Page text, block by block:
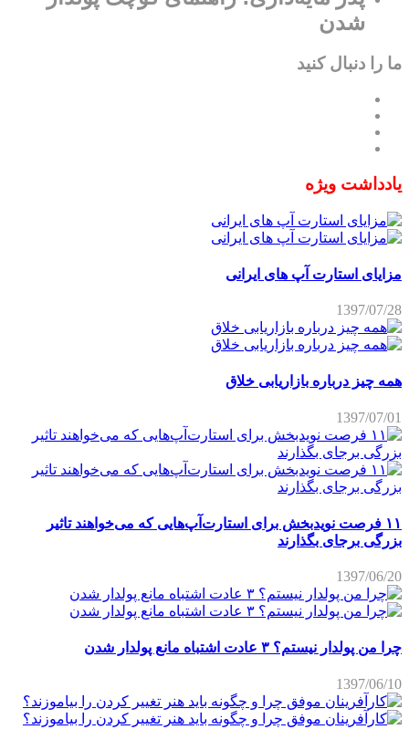
شدن
ما را دنبال کنید
یادداشت ویژه
مزایای استارت آپ های ایرانی
1397/07/28
همه چیز درباره بازاریابی خلاق
1397/07/01
۱۱ فرصت نویدبخش برای استارت‌آپ‌هایی که می‌خواهند تاثیر
بزرگی برجای بگذارند
1397/06/20
چرا من پولدار نیستم؟ ۳ عادت اشتباه مانع پولدار شدن
1397/06/10